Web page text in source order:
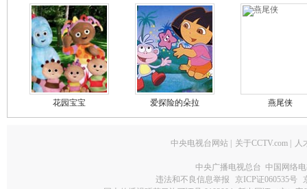
花园宝宝 爱探险的朵拉 燕尾侠
中央电视台网站 关于CCTV.com 人
中央广播电视总台 中国网络
违法和不良信息举报
京ICP证060535号